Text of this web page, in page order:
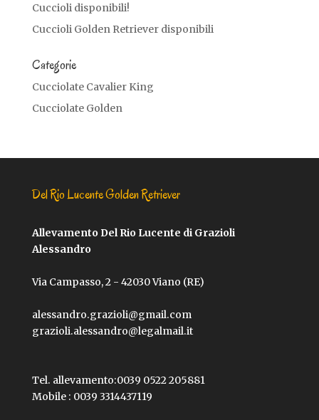
Cuccioli disponibili!
Cuccioli Golden Retriever disponibili
Categorie
Cucciolate Cavalier King
Cucciolate Golden
Del Rio Lucente Golden Retriever
Allevamento Del Rio Lucente di Grazioli
Alessandro
Via Campasso, 2 - 42030 Viano (RE)
alessandro.grazioli@gmail.com
grazioli.alessandro@legalmail.it
Tel. allevamento:0039 0522 205881
Mobile : 0039 3314437119